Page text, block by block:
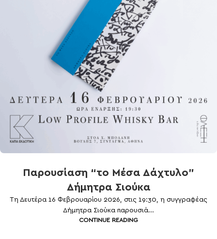
Παρουσίαση “το Μέσα Δάχτυλο”
Δήμητρα Σιούκα
Τη Δευτέρα 16 Φεβρουαρίου 2026, στις 19:30, η συγγραφέας
Δήμητρα Σιούκα παρουσιά...
CONTINUE READING